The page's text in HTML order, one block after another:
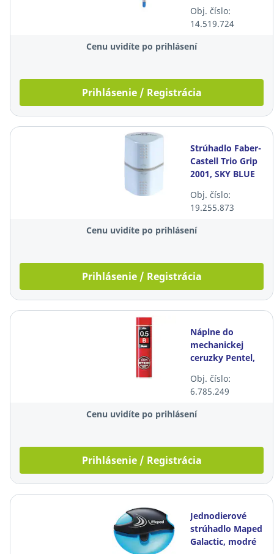
Obj. číslo:
14.519.724
Cenu uvidíte po prihlásení
Prihlásenie / Registrácia
Strúhadlo Faber-
Castell Trio Grip
2001, SKY BLUE
Obj. číslo:
19.255.873
Cenu uvidíte po prihlásení
Prihlásenie / Registrácia
Náplne do
mechanickej
ceruzky Pentel,
ks/bal
Obj. číslo:
6.785.249
Cenu uvidíte po prihlásení
Prihlásenie / Registrácia
Jednodierové
strúhadlo Maped
Galactic, modré